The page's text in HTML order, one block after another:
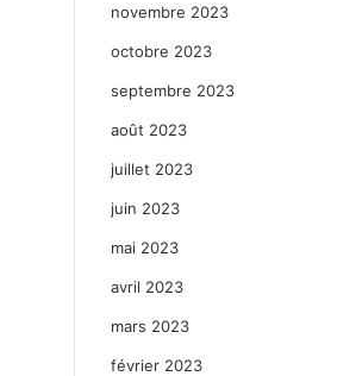
novembre 2023
octobre 2023
septembre 2023
août 2023
juillet 2023
juin 2023
mai 2023
avril 2023
mars 2023
février 2023